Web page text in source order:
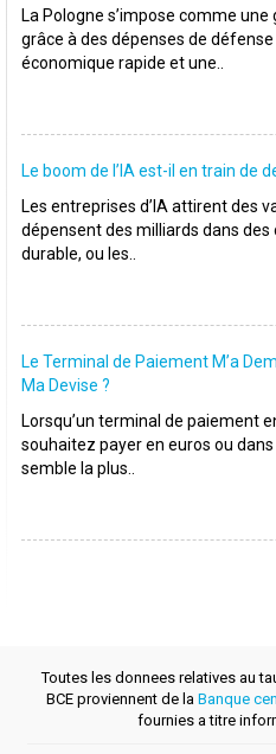
La Pologne s’impose comme
grâce à des dépenses de
économique rapide et une..
Le boom de l’IA est-il en train de
Les entreprises d’IA attirent des
dépensent des milliards dans des
durable, ou les..
Le Terminal de Paiement M’a
Ma Devise ?
Lorsqu’un terminal de paiement
souhaitez payer en euros ou
semble la plus..
Toutes les donnees relatives au
BCE proviennent de la Banque
fournies a titre